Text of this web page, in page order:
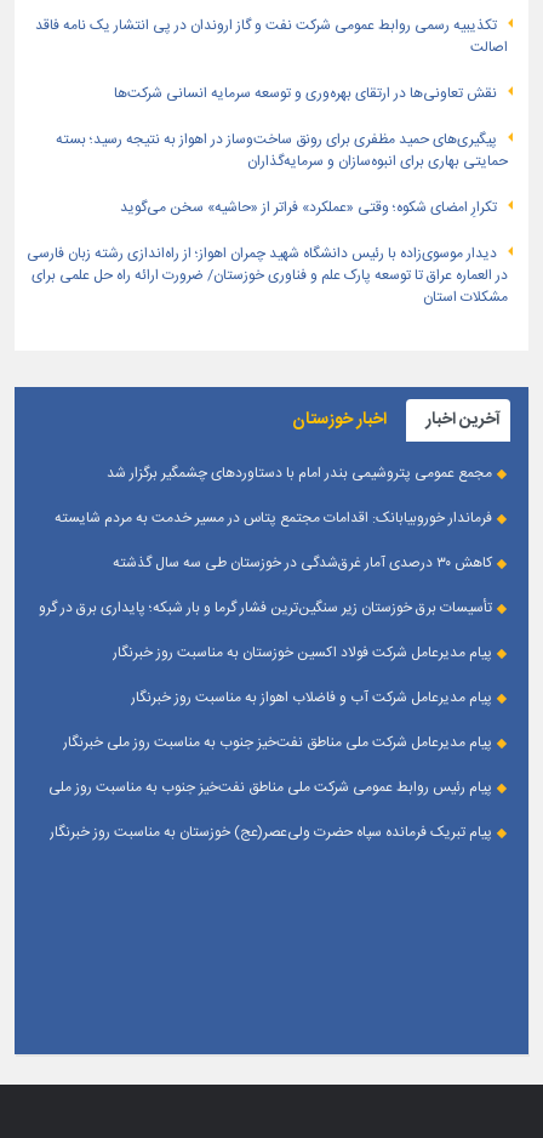
تكذیبیه رسمی روابط عمومی شركت نفت و گاز اروندان در پی انتشار یک نامه فاقد
اصالت
نقش تعاونی‌ها در ارتقای بهره‌وری و توسعه سرمایه انسانی شرکت‌ها
پیگیری‌های حمید مظفری برای رونق ساخت‌وساز در اهواز به نتیجه رسید؛ بسته
حمایتی بهاری برای انبوه‌سازان و سرمایه‌گذاران
تکرارِ امضای شکوه؛ وقتی «عملکرد» فراتر از «حاشیه» سخن می‌گوید
دیدار موسوی‌زاده با رئیس دانشگاه شهید چمران اهواز؛ از راه‌اندازی رشته زبان فارسی
در العماره عراق تا توسعه پارک علم و فناوری خوزستان/ ضرورت ارائه راه حل علمی برای
مشکلات استان
آخرین اخبار اخبار خوزستان
مجمع عمومی پتروشیمی بندر امام با دستاوردهای چشمگیر برگزار شد
فرماندار خوروبیابانک: اقدامات مجتمع پتاس در مسیر خدمت به مردم شایسته
کاهش ۳۰ درصدی آمار غرق‌شدگی در خوزستان طی سه سال گذشته
تأسیسات برق خوزستان زیر سنگین‌ترین فشار گرما و بار شبکه؛ پایداری برق در گرو
پیام مدیرعامل شرکت فولاد اکسین خوزستان به مناسبت روز خبرنگار
پیام مدیرعامل شرکت آب و فاضلاب اهواز به مناسبت روز خبرنگار
پیام مدیرعامل شركت ملی مناطق نفت‌خیز جنوب به مناسبت روز ملی خبرنگار
پیام رئیس روابط عمومی شركت ملی مناطق نفت‌خیز جنوب به مناسبت روز ملی
پیام تبریک فرمانده سپاه حضرت ولی‌عصر(عج) خوزستان به مناسبت روز خبرنگار